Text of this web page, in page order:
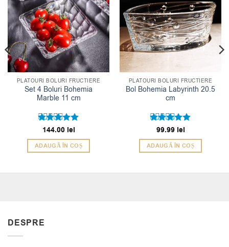
PLATOURI BOLURI FRUCTIERE
Set 4 Boluri Bohemia
Marble 11 cm
Evaluat la
5din 5
144.00 lei
ADAUGĂ ÎN COȘ
PLATOURI BOLURI FRUCTIERE
Bol Bohemia Labyrinth 20.5
cm
Evaluat la
5din 5
99.99 lei
ADAUGĂ ÎN COȘ
DESPRE